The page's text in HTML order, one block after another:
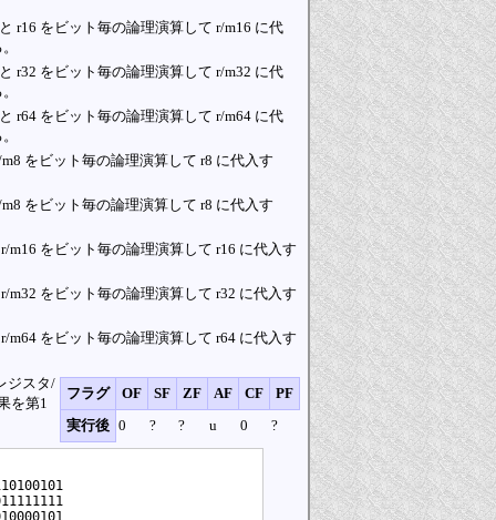
r16 をビット毎の論理演算して r/m16 に代
r32 をビット毎の論理演算して r/m32 に代
r64 をビット毎の論理演算して r/m64 に代
をビット毎の論理演算して r8 に代入す
をビット毎の論理演算して r8 に代入す
m16 をビット毎の論理演算して r16 に代入す
m32 をビット毎の論理演算して r32 に代入す
m64 をビット毎の論理演算して r64 に代入す
フラグ OF SF ZF AF CF
PF
実行後 0 ? ? u 0 ?
ジスタ/
を第1